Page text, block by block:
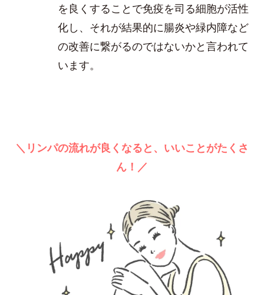
を良くすることで免疫を司る細胞が活性
化し、それが結果的に腸炎や緑内障など
の改善に繋がるのではないかと言われて
います。
＼リンパの流れが良くなると、いいことがたくさ
ん！／